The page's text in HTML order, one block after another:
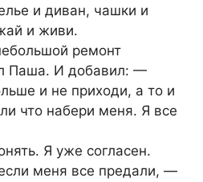
и диван, чашки и
и живи.
ремонт
Паша. И добавил: —
и не приходи, а то и
что набери меня. Я все
Я уже согласен.
меня все предали, —